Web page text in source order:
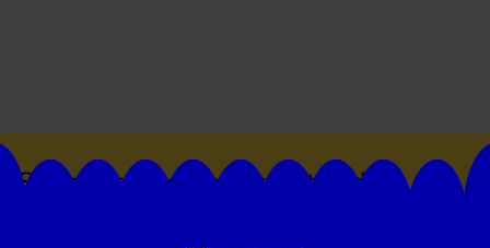
Suivez toutes les actualités du